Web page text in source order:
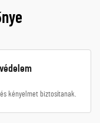
kényelmet biztosítanak.